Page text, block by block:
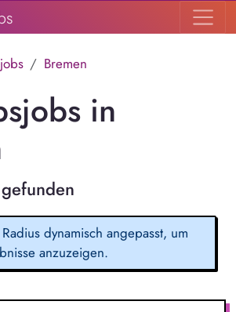
Bremen
in
dynamisch angepasst, um
anzuzeigen.